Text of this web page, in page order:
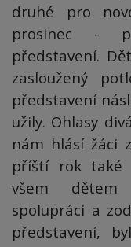
druhé pro
prosinec -
představení.
zasloužený
představení
užily. Ohlasy
nám hlásí žáci
příští rok také
všem dětem
spolupráci a
představení,